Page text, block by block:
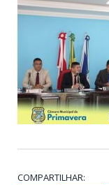
COMPARTILHAR: